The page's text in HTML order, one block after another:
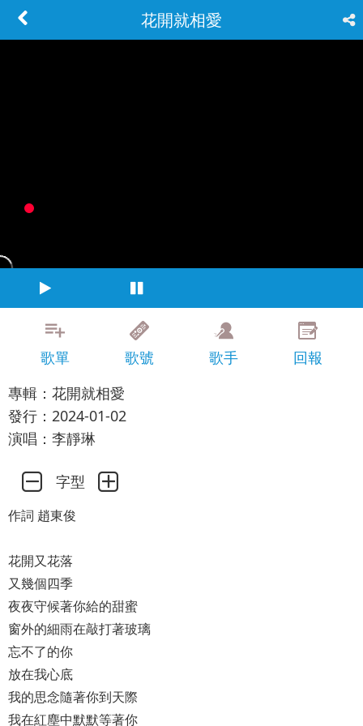
花開就相愛
歌單 歌號 歌手
回報
專輯：花開就相愛
發行：2024-01-02
演唱：李靜琳
字型
作詞 趙東俊
花開又花落
又幾個四季
夜夜守候著你給的甜蜜
窗外的細雨在敲打著玻璃
忘不了的你
放在我心底
我的思念隨著你到天際
我在紅塵中默默等著你